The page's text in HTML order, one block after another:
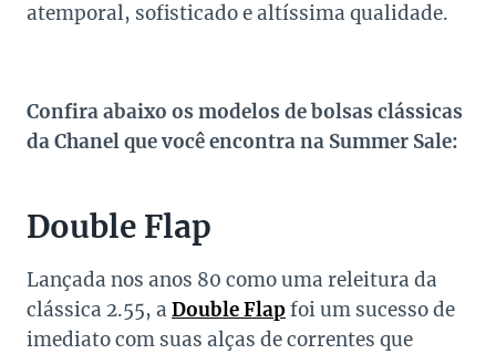
atemporal, sofisticado e altíssima qualidade.
Confira abaixo os modelos de bolsas clássicas
da Chanel que você encontra na Summer Sale:
Double Flap
Lançada nos anos 80 como uma releitura da
clássica 2.55, a Double Flapfoi um sucesso de
imediato com suas alças de correntes que